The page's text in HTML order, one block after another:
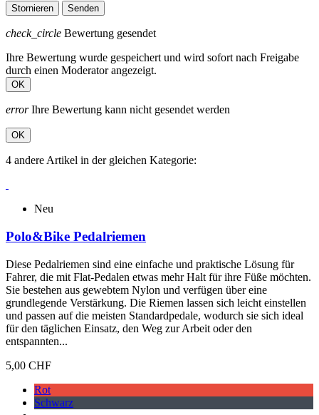
Stornieren Senden
check_circle Bewertung gesendet
Ihre Bewertung wurde gespeichert und wird sofort nach Freigabe
durch einen Moderator angezeigt.
OK
errorIhre Bewertung kann nicht gesendet werden
OK
4 andere Artikel in der gleichen Kategorie:
Neu
Polo&Bike Pedalriemen
Diese Pedalriemen sind eine einfache und praktische Lösung für
Fahrer, die mit Flat-Pedalen etwas mehr Halt für ihre Füße möchten.
Sie bestehen aus gewebtem Nylon und verfügen über eine
grundlegende Verstärkung. Die Riemen lassen sich leicht einstellen
und passen auf die meisten Standardpedale, wodurch sie sich ideal
für den täglichen Einsatz, den Weg zur Arbeit oder den
entspannten...
5,00 CHF
Rot
Schwarz